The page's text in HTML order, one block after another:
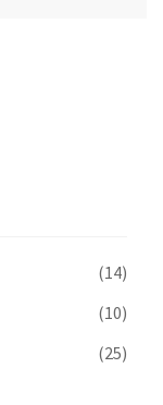
(14)
(10)
(25)